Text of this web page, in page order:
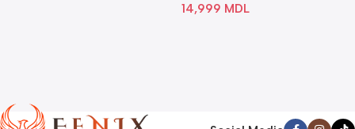
14,999 MDL